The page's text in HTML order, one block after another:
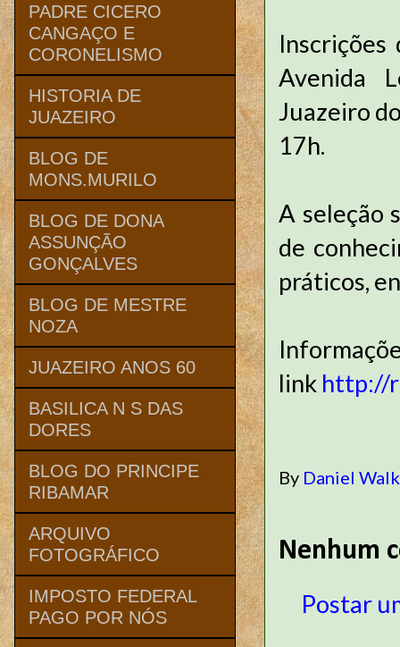
Inscrições
Avenida
Juazeiro
17h.
A seleção
de
práticos,
link http://
By Daniel
Nenhum
Postar
PADRE CICERO
CANGAÇO E
CORONELISMO
HISTORIA DE
JUAZEIRO
BLOG DE
MONS.MURILO
BLOG DE DONA
ASSUNÇÃO
GONÇALVES
BLOG DE MESTRE
NOZA
JUAZEIRO ANOS 60
BASILICA N S DAS
DORES
BLOG DO PRINCIPE
RIBAMAR
ARQUIVO
FOTOGRÁFICO
IMPOSTO FEDERAL
PAGO POR NÓS